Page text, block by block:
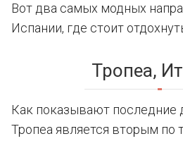
Вот два самых модных
Испании, где стоит
Тропеа,
Как показывают последние
Тропеа является вторым по